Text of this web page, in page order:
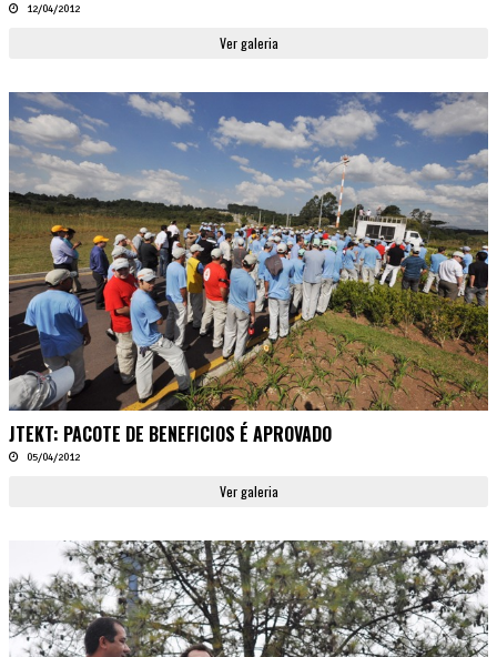
12/04/2012
Ver galeria
JTEKT: PACOTE DE BENEFICIOS É APROVADO
05/04/2012
Ver galeria